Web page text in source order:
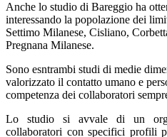
Anche lo studio di Bareggio ha
interessando la popolazione dei
Settimo Milanese, Cisliano,
Pregnana Milanese.
Sono esntrambi studi di medie
valorizzato il contatto umano e
competenza dei collaboratori
Lo studio si avvale di un
collaboratori con specifici profili